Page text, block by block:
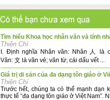
Tìm hiểu Khoa học nhân văn và tính
Thiện Chí
I. Định nghĩa Nhân văn: Nhân 人 là
Văn: 文 là văn vẻ; văn từ; cái dấu vết ...
Giá trị di sản của đa dạng tôn giáo ở
Thiện Chí
Trước hết, chúng ta có thể mạnh dạn
thực tế “đa dạng tôn giáo ở Việt Nam”.